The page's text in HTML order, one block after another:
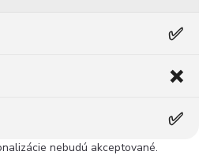
✅
❌
✅
nebudú akceptované.